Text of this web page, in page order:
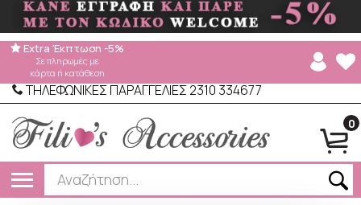
ΤΗΛΕΦΩΝΙΚΕΣ ΠΑΡΑΓΓΕΛΙΕΣ 2310 334677
0
Extra Έκπτωση -5%
Σε πληρωμές με
κάρτα ή κατάθεση